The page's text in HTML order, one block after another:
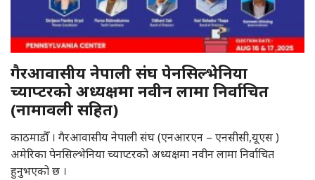
गैरआवासीय नेपाली संघ पेनसिल्भेनिया
च्याप्टरको अध्यक्षमा नवीन लामा निर्वाचित
(नामावली सहित)
काठमाडौँ । गैरआवासीय नेपाली संघ (एनआरएन – एनसीसी,यूएस )
अमेरिका पेनसिल्भेनिया च्याप्टरको अध्यक्षमा नवीन लामा निर्वाचित
हुनुभएको छ ।